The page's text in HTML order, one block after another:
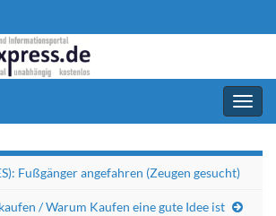
Fußgänger angefahren (Zeugen gesucht)
/ Warum Kaufen eine gute Idee ist